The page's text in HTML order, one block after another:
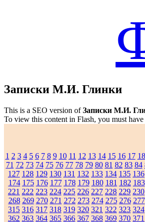
Записки М.И. Глинки
This is a SEO version ofЗаписки М.И.
To view this content in Flash, you must
1 2 3 4 5 6 7 8 9 10 11 12 13 14 15 16 17 18
71 72 73 74 75 76 77 78 79 80 81 82 83 84
127 128 129 130 131 132 133 134 135 136
174 175 176 177 178 179 180 181 182 183
221 222 223 224 225 226 227 228 229 230
268 269 270 271 272 273 274 275 276 277
315 316 317 318 319 320 321 322 323 324
362 363 364 365 366 367 368 369 370 371